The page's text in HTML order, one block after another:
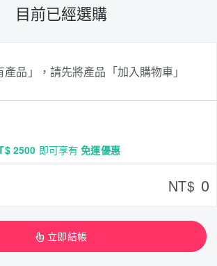
目前已經選購
品」，請先將產品「加入購物車」
2500 即可享有免運優惠
NT$ 0
立即結帳